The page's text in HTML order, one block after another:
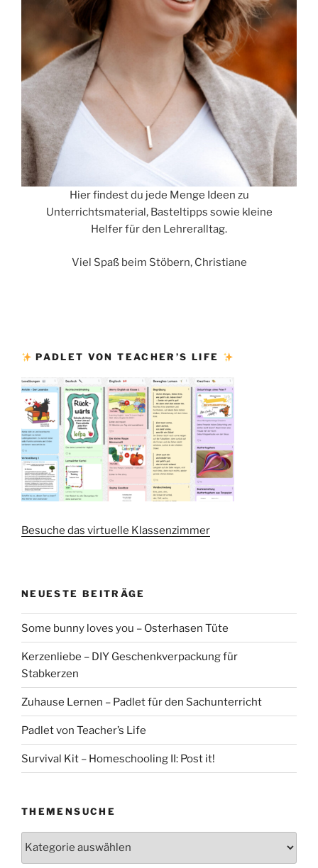
Hier findest du jede Menge Ideen zu
Unterrichtsmaterial, Basteltipps sowie kleine
Helfer für den Lehreralltag.
Viel Spaß beim Stöbern, Christiane
PADLET VON TEACHER’S LIFE
Besuche das virtuelle Klassenzimmer
NEUESTE BEITRÄGE
Some bunny loves you – Osterhasen Tüte
Kerzenliebe – DIY Geschenkverpackung für
Stabkerzen
Zuhause Lernen – Padlet für den Sachunterricht
Padlet von Teacher’s Life
Survival Kit – Homeschooling II: Post it!
THEMENSUCHE